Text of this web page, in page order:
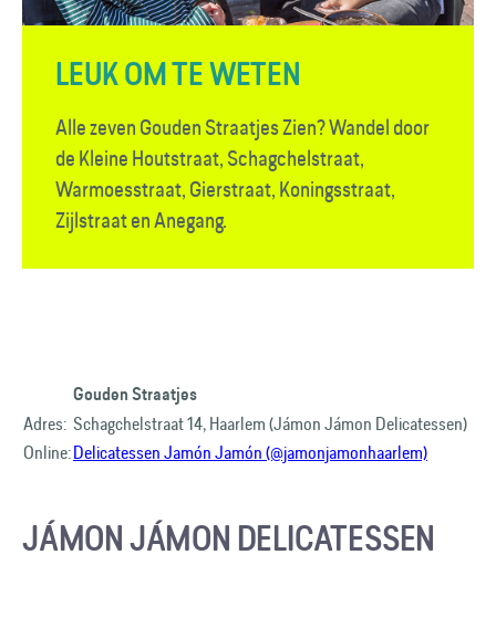
LEUK OM TE WETEN
Alle zeven Gouden Straatjes Zien? Wandel door
de Kleine Houtstraat, Schagchelstraat,
Warmoesstraat, Gierstraat, Koningsstraat,
Zijlstraat en Anegang.
Gouden Straatjes
Adres: Schagchelstraat 14, Haarlem (Jámon Jámon Delicatessen)
Online:Delicatessen Jamón Jamón (@jamonjamonhaarlem)
JÁMON JÁMON DELICATESSEN